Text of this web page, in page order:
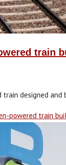
train
designed
powered train